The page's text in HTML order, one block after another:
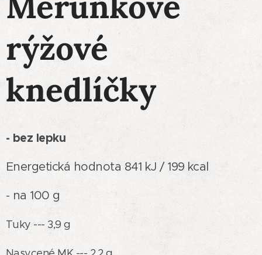
rýžové
knedlíčky
- bez lepku
Energetická hodnota 841 kJ / 199 kcal
- na 100 g
Tuky --- 3,9 g